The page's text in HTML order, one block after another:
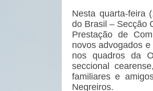
Nesta quarta-feira
do Brasil – Secção
Prestação de
novos advogados
nos quadros da
seccional
familiares e
Negreiros.